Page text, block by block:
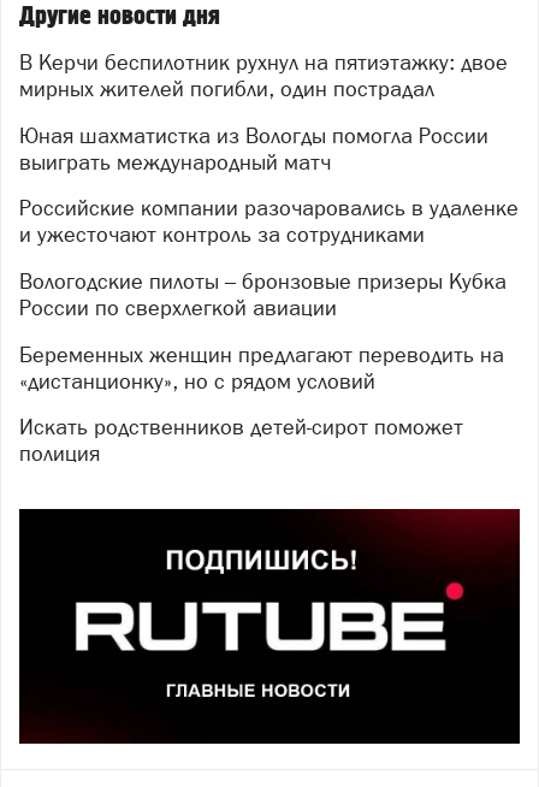
Другие новости дня
В Керчи беспилотник рухнул на пятиэтажку: двое
мирных жителей погибли, один пострадал
Юная шахматистка из Вологды помогла России
выиграть международный матч
Российские компании разочаровались в удаленке
и ужесточают контроль за сотрудниками
Вологодские пилоты – бронзовые призеры Кубка
России по сверхлегкой авиации
Беременных женщин предлагают переводить на
«дистанционку», но с рядом условий
Искать родственников детей-сирот поможет
полиция